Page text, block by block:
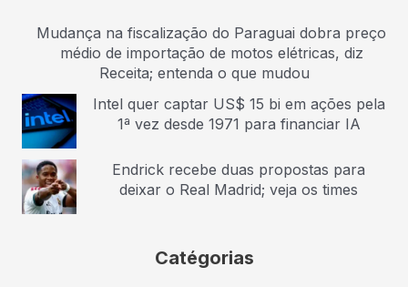
Mudança na fiscalização do Paraguai dobra preço
médio de importação de motos elétricas, diz
Receita; entenda o que mudou
Intel quer captar US$ 15 bi em ações pela
1ª vez desde 1971 para financiar IA
Endrick recebe duas propostas para
deixar o Real Madrid; veja os times
Catégorias